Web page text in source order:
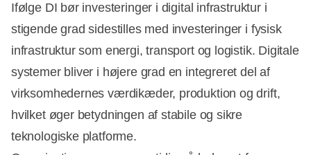
Ifølge DI bør investeringer i digital infrastruktur i
stigende grad sidestilles med investeringer i fysisk
infrastruktur som energi, transport og logistik. Digitale
systemer bliver i højere grad en integreret del af
virksomhedernes værdikæder, produktion og drift,
hvilket øger betydningen af stabile og sikre
teknologiske platforme.